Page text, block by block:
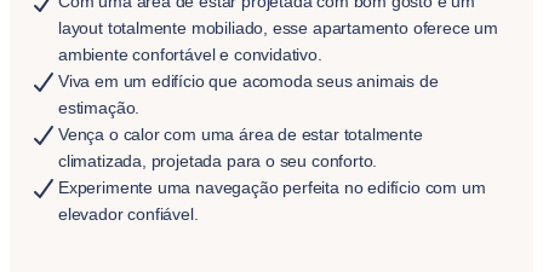
layout totalmente mobiliado, esse apartamento oferece um
ambiente confortável e convidativo.
Viva em um edifício que acomoda seus animais de
estimação.
Vença o calor com uma área de estar totalmente
climatizada, projetada para o seu conforto.
Experimente uma navegação perfeita no edifício com um
elevador confiável.